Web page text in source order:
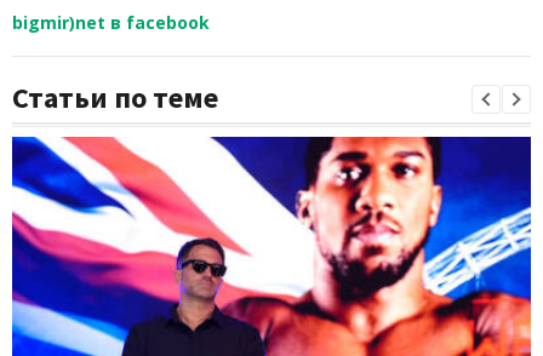
bigmir)net в facebook
Статьи по теме